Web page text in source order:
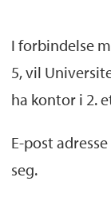
I forbindelse
5, vil
ha kontor i 2.
E-post
seg.